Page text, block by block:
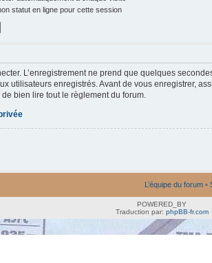
statut en ligne pour cette session
L’enregistrement ne prend que quelques
utilisateurs enregistrés. Avant de vous enregistrer,
bien lire tout le règlement du forum.
L’équipe du forum •
POWERED_BY
Traduction par: phpBB-fr.com